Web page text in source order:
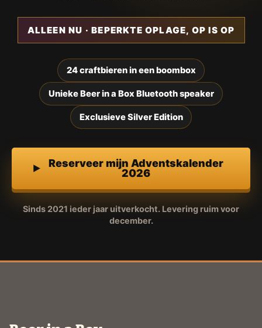
ALLEEN NU · BEPERKTE OPLAGE, OP IS OP
24 craftbieren in een boombox
Unieke Beer in a Box Bluetooth speaker
Exclusieve Silver Edition
Reserveer mijn Adventskalender
2026
Sinds 2021 ieder jaar uitverkocht. Levering ruim voor
december.